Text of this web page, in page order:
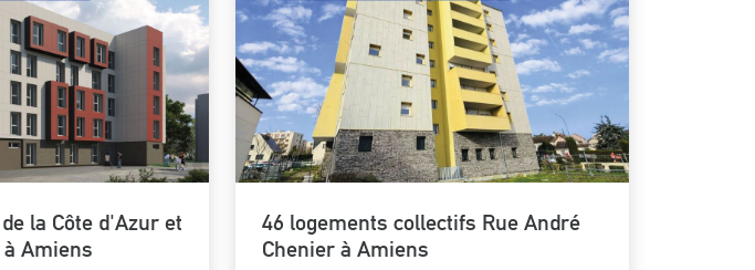
la Côte d'Azur et
à Amiens
46 logements collectifs Rue André
Chenier à Amiens